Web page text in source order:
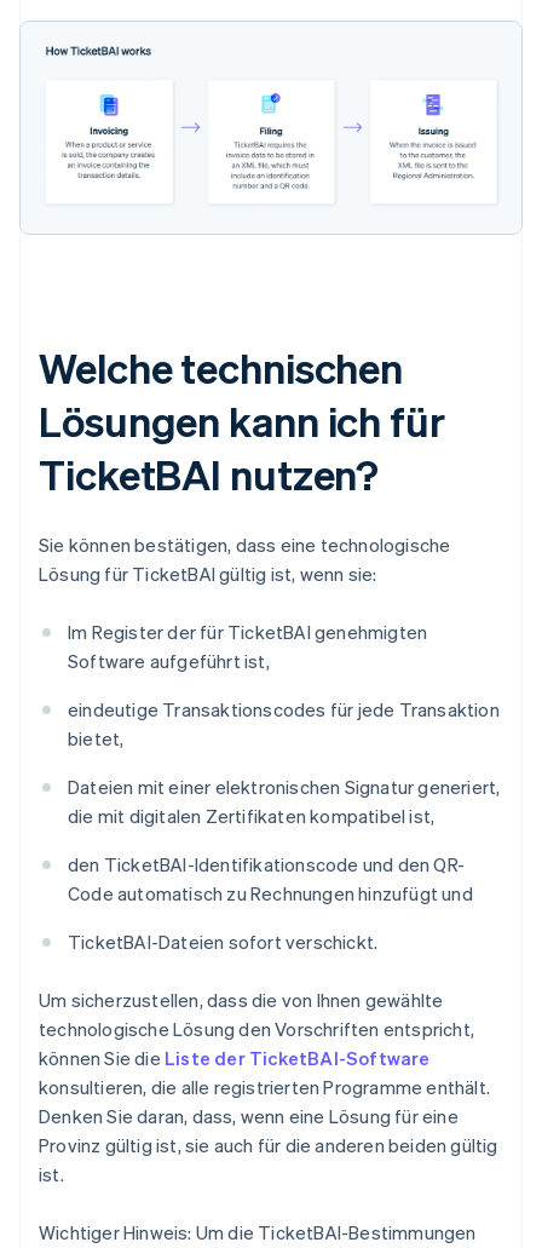
Welche technischen
Lösungen kann ich für
TicketBAI nutzen?
Sie können bestätigen, dass eine technologische
Lösung für TicketBAI gültig ist, wenn sie:
Im Register der für TicketBAI genehmigten
Software aufgeführt ist,
eindeutige Transaktionscodes für jede Transaktion
bietet,
Dateien mit einer elektronischen Signatur generiert,
die mit digitalen Zertifikaten kompatibel ist,
den TicketBAI-Identifikationscode und den QR-
Code automatisch zu Rechnungen hinzufügt und
TicketBAI-Dateien sofort verschickt.
Um sicherzustellen, dass die von Ihnen gewählte
technologische Lösung den Vorschriften entspricht,
können Sie die Liste der TicketBAI-Software
konsultieren, die alle registrierten Programme enthält.
Denken Sie daran, dass, wenn eine Lösung für eine
Provinz gültig ist, sie auch für die anderen beiden gültig
ist.
Wichtiger Hinweis: Um die TicketBAI-Bestimmungen